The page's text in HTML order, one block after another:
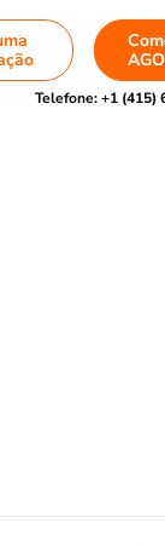
Telefone:+1 (415)